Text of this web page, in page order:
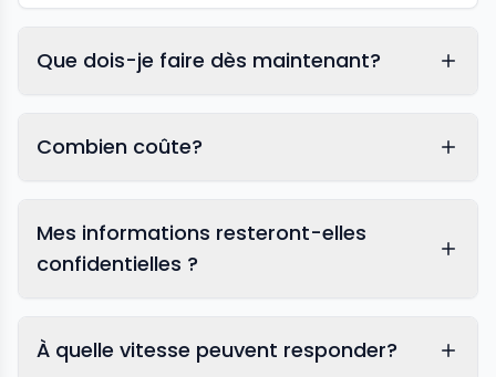
Que dois-je faire dès maintenant?
Combien coûte?
Mes informations resteront-elles
confidentielles ?
À quelle vitesse peuvent responder?